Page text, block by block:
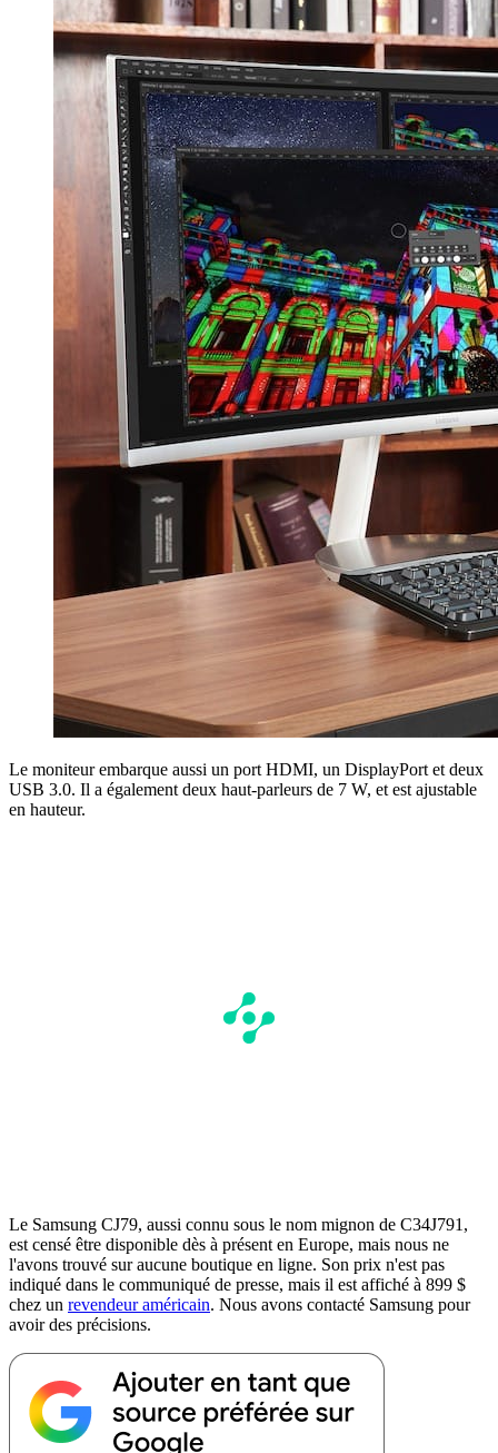
Le moniteur embarque aussi un port HDMI, un DisplayPort et deux
USB 3.0. Il a également deux haut-parleurs de 7 W, et est ajustable
en hauteur.
Le Samsung CJ79, aussi connu sous le nom mignon de C34J791,
est censé être disponible dès à présent en Europe, mais nous ne
l'avons trouvé sur aucune boutique en ligne. Son prix n'est pas
indiqué dans le communiqué de presse, mais il est affiché à 899 $
chez un revendeur américain. Nous avons contacté Samsung pour
avoir des précisions.